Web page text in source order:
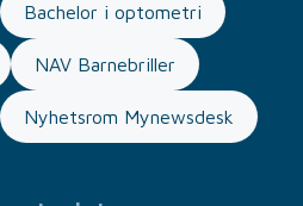
Bachelor i optometri
NAV Barnebriller
Nyhetsrom Mynewsdesk